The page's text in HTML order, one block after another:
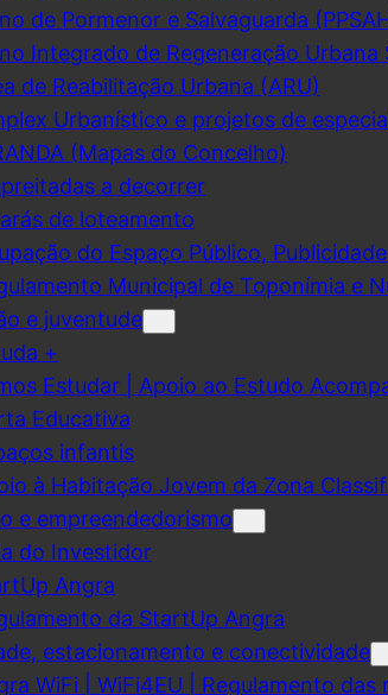
de Pormenor e Salvaguarda
Integrado de Regeneração Urbana
de Reabilitação Urbana (ARU)
Urbanístico e projetos de
(Mapas do Concelho)
a decorrer
de loteamento
do Espaço Público,
Municipal de Toponímia e
e juventude
+
Estudar | Apoio ao Estudo
Educativa
infantis
à Habitação Jovem da Zona
e empreendedorismo
do Investidor
Angra
da StartUp Angra
estacionamento e conectividade
WiFi | WiFi4EU | Regulamento